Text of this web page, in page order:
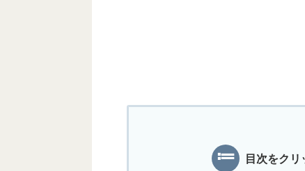
目次をク